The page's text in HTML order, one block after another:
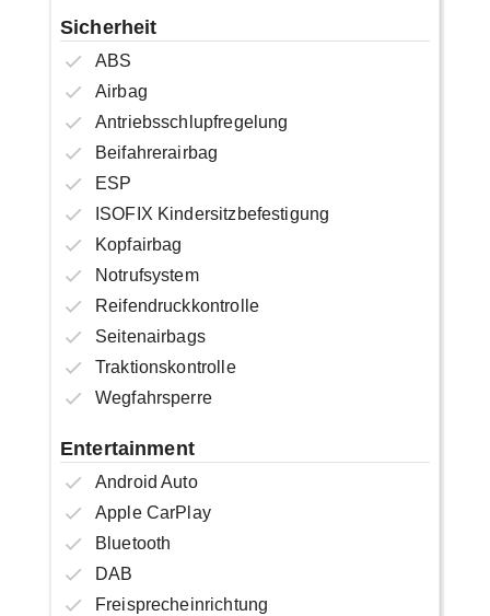
Sicherheit
ABS
Airbag
Antriebsschlupfregelung
Beifahrerairbag
ESP
ISOFIX Kindersitzbefestigung
Kopfairbag
Notrufsystem
Reifendruckkontrolle
Seitenairbags
Traktionskontrolle
Wegfahrsperre
Entertainment
Android Auto
Apple CarPlay
Bluetooth
DAB
Freisprecheinrichtung